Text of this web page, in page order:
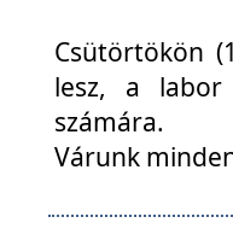
Csütörtökön
lesz, a labor
számára.
Várunk